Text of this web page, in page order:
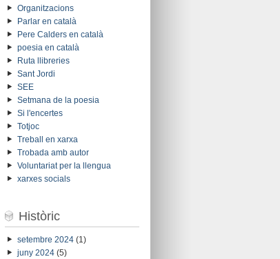
Organitzacions
Parlar en català
Pere Calders en català
poesia en català
Ruta llibreries
Sant Jordi
SEE
Setmana de la poesia
Si l'encertes
Totjoc
Treball en xarxa
Trobada amb autor
Voluntariat per la llengua
xarxes socials
Històric
setembre 2024(1)
juny 2024(5)